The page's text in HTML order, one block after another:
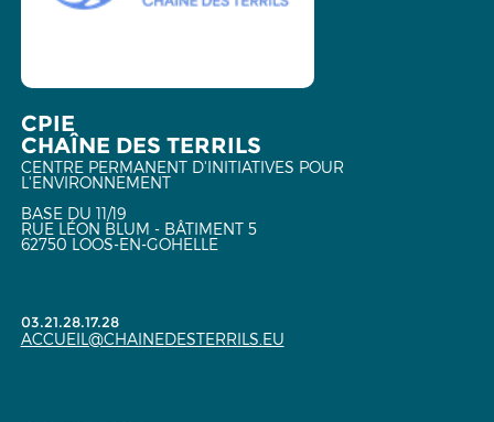
CPIE
CHAÎNE DES TERRILS
CENTRE PERMANENT D'INITIATIVES POUR
L'ENVIRONNEMENT
BASE DU 11/19
RUE LÉON BLUM - BÂTIMENT 5
62750 LOOS-EN-GOHELLE
03.21.28.17.28
ACCUEIL@CHAINEDESTERRILS.EU